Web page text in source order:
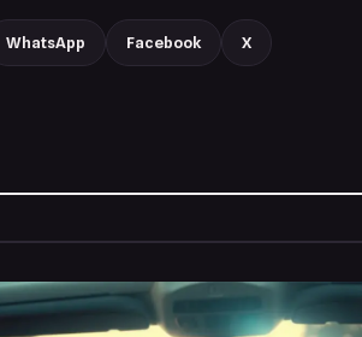
WhatsApp Facebook X